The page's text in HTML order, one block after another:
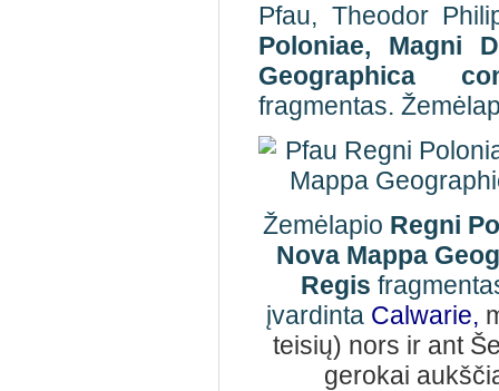
Pfau, Theodor
Poloniae, Magni
Geographica
fragmentas.
Žemėlapio Regni
Nova Mappa
Regis
įvardinta Calwarie,
teisių) nors ir ant
gerokai